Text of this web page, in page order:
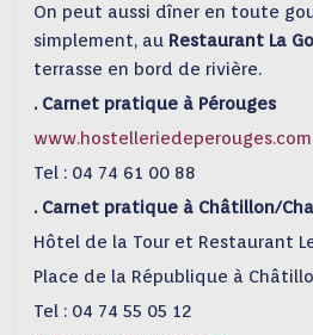
On peut aussi dîner en toute
simplement, au Restaurant La
terrasse en bord de rivière.
. Carnet pratique à Pérouges
www.hostelleriedeperouges.com
Tel : 04 74 61 00 88
. Carnet pratique à Châtillon/
Hôtel de la Tour et Restaurant
Place de la République à
Tel : 04 74 55 05 12